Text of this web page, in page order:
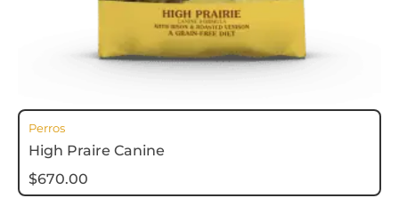
Perros
High Praire Canine
$670.00